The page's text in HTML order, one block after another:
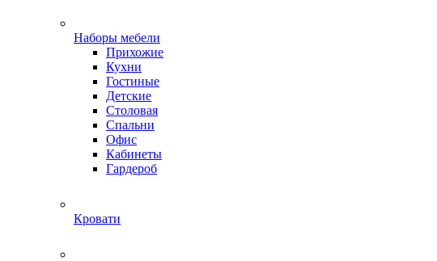
Наборы мебели
Прихожие
Кухни
Гостиные
Детские
Столовая
Спальни
Офис
Кабинеты
Гардероб
Кровати